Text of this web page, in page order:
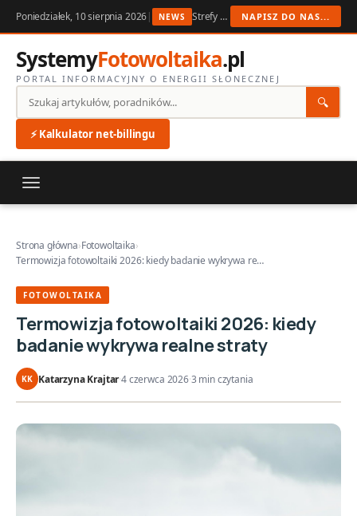
Poniedziałek, 10 sierpnia 2026| NEWS Strefy wiatrowe PV w 2026: montaż, którego nie zerwie wichura NAPISZ DO NAS...
SystemyFotowoltaika.pl
PORTAL INFORMACYJNY O ENERGII SŁONECZNEJ
🔍
⚡ Kalkulator net-billingu
Strona główna›Fotowoltaika›
Termowizja fotowoltaiki 2026: kiedy badanie wykrywa re…
FOTOWOLTAIKA
Termowizja fotowoltaiki 2026: kiedy
badanie wykrywa realne straty
KK Katarzyna Krajtar·4 czerwca 2026·3 min czytania